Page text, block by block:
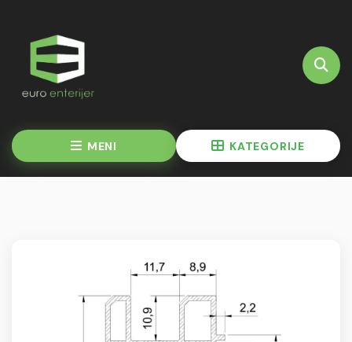
MENI KATEGORIJE